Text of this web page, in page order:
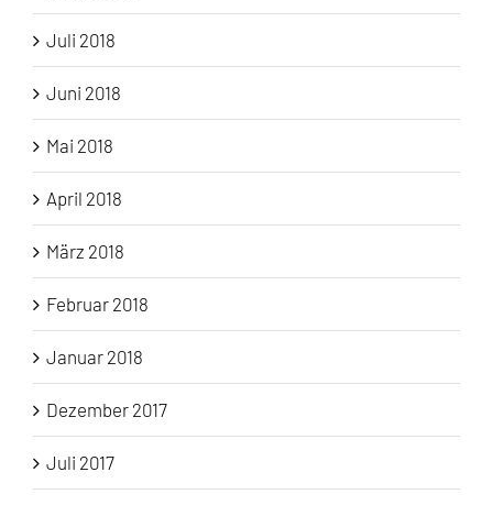
Juli 2018
Juni 2018
Mai 2018
April 2018
März 2018
Februar 2018
Januar 2018
Dezember 2017
Juli 2017